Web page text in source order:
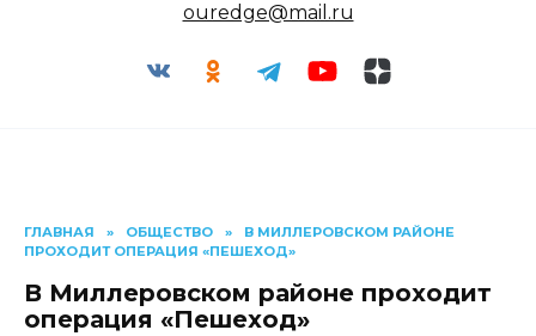
ouredge@mail.ru
ГЛАВНАЯ » ОБЩЕСТВО »
В МИЛЛЕРОВСКОМ РАЙОНЕ
ПРОХОДИТ ОПЕРАЦИЯ «ПЕШЕХОД»
В Миллеровском районе проходит
операция «Пешеход»